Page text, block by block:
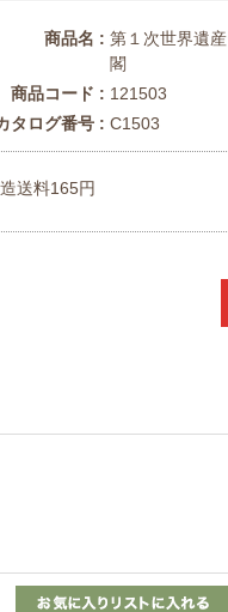
商品名 : 第１次世界遺
閣
商品コード : 121503
タログ番号 : C1503
送料165円